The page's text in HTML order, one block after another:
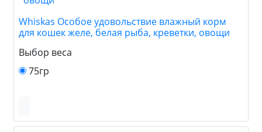
Whiskas Особое удовольствие влажный корм
для кошек желе, белая рыба, креветки, овощи
Выбор веса
75гр